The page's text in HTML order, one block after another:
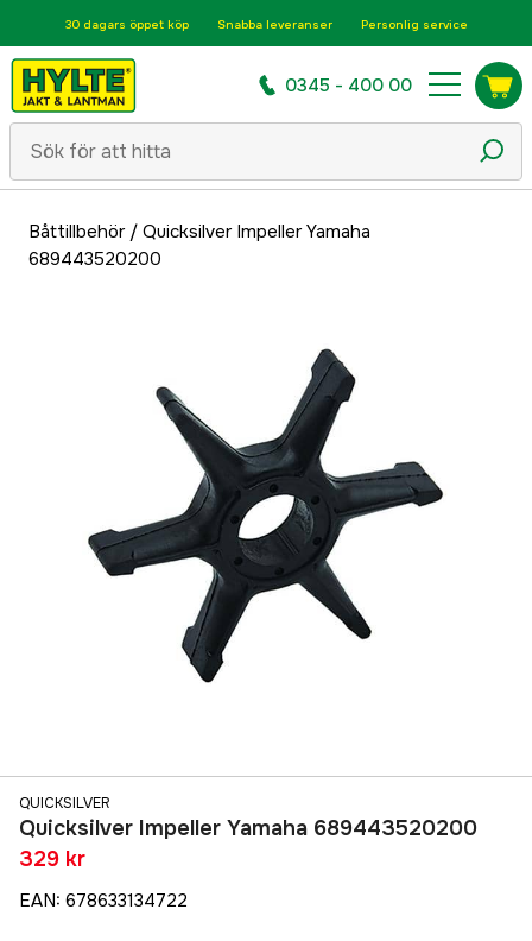
30 dagars öppet köp Snabba leveranser Personlig service
0345 - 400 00
Båttillbehör/ Quicksilver Impeller Yamaha
689443520200
QUICKSILVER
Quicksilver Impeller Yamaha 689443520200
329 kr
EAN: 678633134722